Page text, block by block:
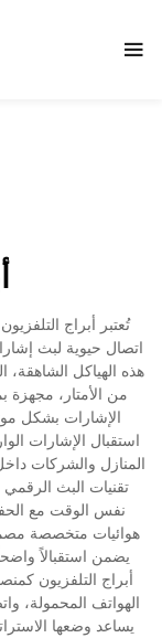
تُعتبر أبراج
اتصال حيوية لبث
هذه الهياكل
من الأمتار،
الإشارات بشكل
استقبال الإشارات
المنازل والشركات
تقنيات البث
نفس الوقت مع
هوائيات متخصصة
يضمن استقبالاً
أبراج التلفزيون
الهواتف المحمولة،
يساعد وضعها